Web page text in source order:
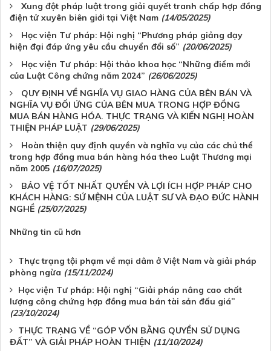
Xung đột pháp luật trong giải quyết tranh chấp hợp đồng
điện tử xuyên biên giới tại Việt Nam (14/05/2025)
Học viện Tư pháp: Hội nghị “Phương pháp giảng dạy
hiện đại đáp ứng yêu cầu chuyển đổi số” (20/06/2025)
Học viện Tư pháp: Hội thảo khoa học “Những điểm mới
của Luật Công chứng năm 2024” (26/06/2025)
QUY ĐỊNH VỀ NGHĨA VỤ GIAO HÀNG CỦA BÊN BÁN VÀ
NGHĨA VỤ ĐỐI ỨNG CỦA BÊN MUA TRONG HỢP ĐỒNG
MUA BÁN HÀNG HÓA. THỰC TRẠNG VÀ KIẾN NGHỊ HOÀN
THIỆN PHÁP LUẬT (29/06/2025)
Hoàn thiện quy định quyền và nghĩa vụ của các chủ thể
trong hợp đồng mua bán hàng hóa theo Luật Thương mại
năm 2005 (16/07/2025)
BẢO VỆ TỐT NHẤT QUYỀN VÀ LỢI ÍCH HỢP PHÁP CHO
KHÁCH HÀNG: SỨ MỆNH CỦA LUẬT SƯ VÀ ĐẠO ĐỨC HÀNH
NGHỀ (25/07/2025)
Những tin cũ hơn
Thực trạng tội phạm về mại dâm ở Việt Nam và giải pháp
phòng ngừa (15/11/2024)
Học viện Tư pháp: Hội nghị “Giải pháp nâng cao chất
lượng công chứng hợp đồng mua bán tài sản đấu giá”
(23/10/2024)
THỰC TRẠNG VỀ “GÓP VỐN BẰNG QUYỀN SỬ DỤNG
ĐẤT” VÀ GIẢI PHÁP HOÀN THIỆN (11/10/2024)